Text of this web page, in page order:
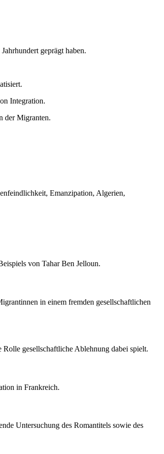
geprägt haben.
Integration.
der Migranten.
Emanzipation, Algerien,
von Tahar Ben Jelloun.
in einem fremden gesellschaftlichen
gesellschaftliche Ablehnung dabei spielt.
in Frankreich.
Untersuchung des Romantitels sowie des